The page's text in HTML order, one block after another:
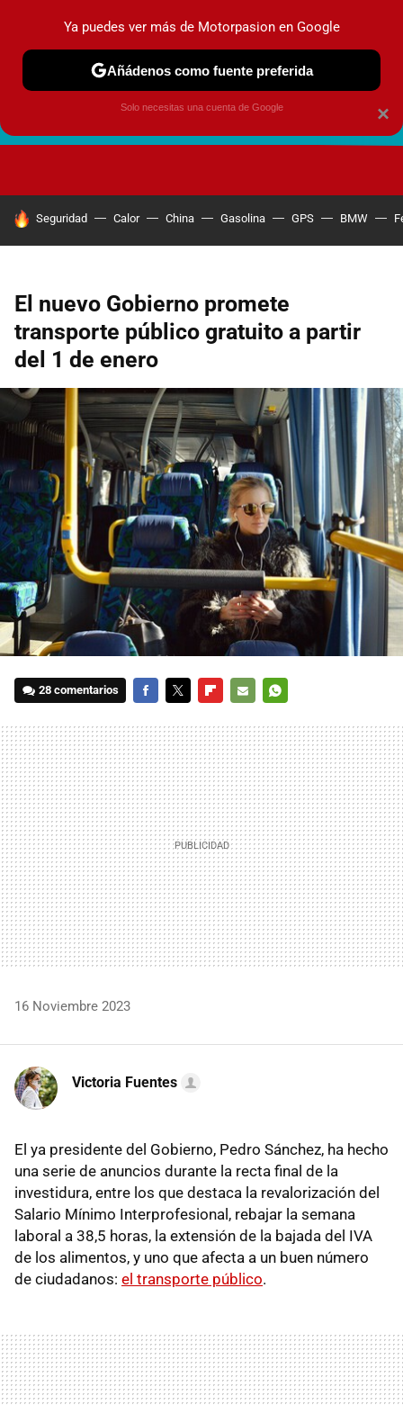
HOY SE HABLA DE
Seguridad Calor China Gasolina GPS BMW
El nuevo Gobierno promete
transporte público gratuito a partir
del 1 de enero
28 comentarios
MAIL
16 Noviembre 2023
Victoria Fuentes
El ya presidente del Gobierno, Pedro Sánchez, ha hecho
una serie de anuncios durante la recta final de la
investidura, entre los que destaca la revalorización del
Salario Mínimo Interprofesional, rebajar la semana
laboral a 38,5 horas, la extensión de la bajada del IVA
de los alimentos, y uno que afecta a un buen número
de ciudadanos: el transporte público.
×
Ya puedes ver más de Motorpasion en Google
Añádenos como fuente preferida
Solo necesitas una cuenta de Google